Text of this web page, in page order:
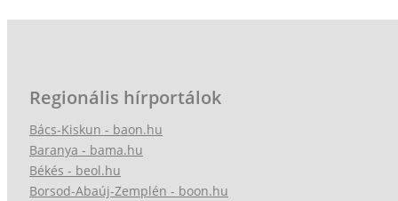
Regionális hírportálok
Bács-Kiskun - baon.hu
Baranya - bama.hu
Békés - beol.hu
Borsod-Abaúj-Zemplén - boon.hu